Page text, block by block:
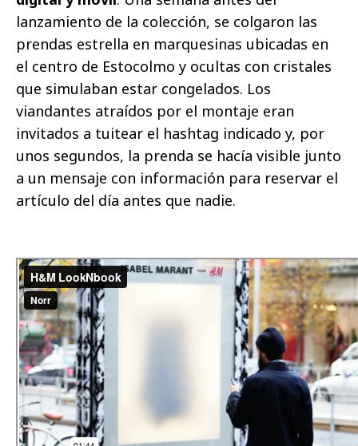
lanzamiento de la colección, se colgaron las
prendas estrella en marquesinas ubicadas en
el centro de Estocolmo y ocultas con cristales
que simulaban estar congelados. Los
viandantes atraídos por el montaje eran
invitados a tuitear el hashtag indicado y, por
unos segundos, la prenda se hacía visible junto
a un mensaje con información para reservar el
artículo del día antes que nadie.